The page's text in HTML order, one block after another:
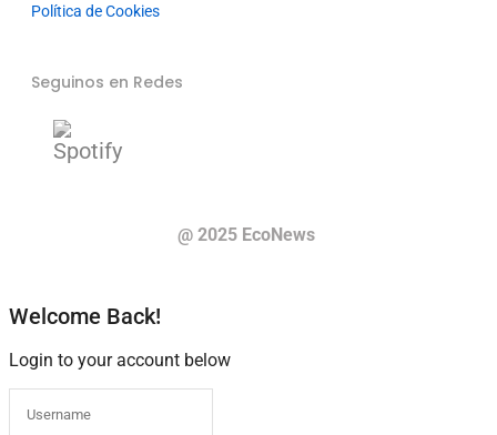
Política de Cookies
Seguinos en Redes
@ 2025 EcoNews
Welcome Back!
Login to your account below